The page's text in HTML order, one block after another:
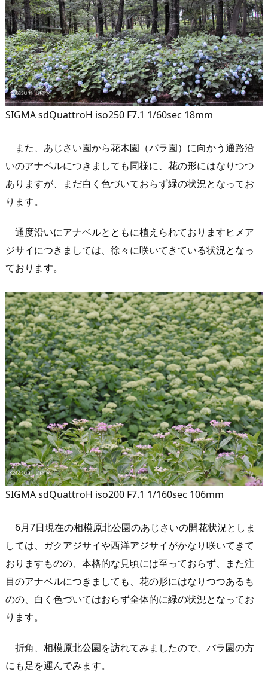
SIGMA sdQuattroH iso250 F7.1 1/60sec 18mm
また、あじさい園から花木園（バラ園）に向かう通路沿
いのアナベルにつきましても同様に、花の形にはなりつつ
ありますが、まだ白く色づいておらず緑の状況となってお
ります。
通度沿いにアナベルとともに植えられておりますヒメア
ジサイにつきましては、徐々に咲いてきている状況となっ
ております。
SIGMA sdQuattroH iso200 F7.1 1/160sec 106mm
6月7日現在の相模原北公園のあじさいの開花状況としま
しては、ガクアジサイや西洋アジサイがかなり咲いてきて
おりますものの、本格的な見頃には至っておらず、また注
目のアナベルにつきましても、花の形にはなりつつあるも
のの、白く色づいてはおらず全体的に緑の状況となってお
ります。
折角、相模原北公園を訪れてみましたので、バラ園の方
にも足を運んでみます。